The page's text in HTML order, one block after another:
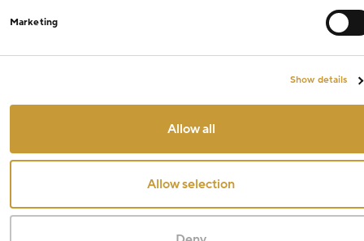
Marketing
Show details
Allow all
Allow selection